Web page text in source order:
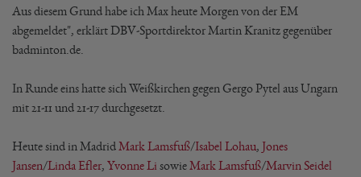
Aus diesem Grund habe ich Max heute Morgen von der EM
abgemeldet", erklärt DBV-Sportdirektor Martin Kranitz gegenüber
badminton.de.
In Runde eins hatte sich Weißkirchen gegen Gergo Pytel aus Ungarn
mit 21-11 und 21-17 durchgesetzt.
Heute sind in MadridMark Lamsfuß/Isabel Lohau, Jones
Jansen/Linda Efler, Yvonne Li sowieMark Lamsfuß/Marvin Seidel